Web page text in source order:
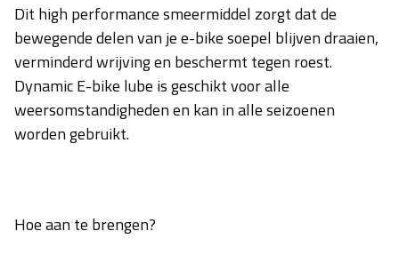
Dit high performance smeermiddel zorgt dat de
bewegende delen van je e-bike soepel blijven draaien,
verminderd wrijving en beschermt tegen roest.
Dynamic E-bike lube is geschikt voor alle
weersomstandigheden en kan in alle seizoenen
worden gebruikt.
Hoe aan te brengen?